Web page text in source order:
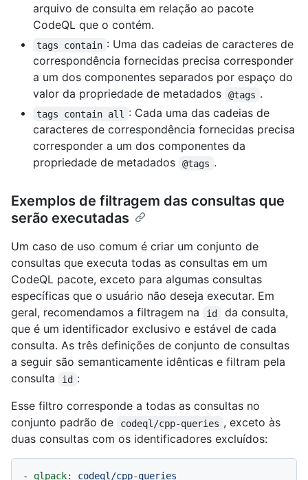
arquivo de consulta em relação ao pacote
CodeQL que o contém.
tags contain : Uma das cadeias de caracteres de
correspondência fornecidas precisa corresponder
a um dos componentes separados por espaço do
valor da propriedade de metadados
@tags .
tags contain all
: Cada uma das cadeias de
caracteres de correspondência fornecidas precisa
corresponder a um dos componentes da
propriedade de metadados
@tags .
Exemplos de filtragem das consultas que
serão executadas
Um caso de uso comum é criar um conjunto de
consultas que executa todas as consultas em um
CodeQL pacote, exceto para algumas consultas
específicas que o usuário não deseja executar. Em
geral, recomendamos a filtragem na
id
da consulta,
que é um identificador exclusivo e estável de cada
consulta. As três definições de conjunto de consultas
a seguir são semanticamente idênticas e filtram pela
consulta
id :
Esse filtro corresponde a todas as consultas no
conjunto padrão de
codeql/cpp-queries , exceto às
duas consultas com os identificadores excluídos:
- qlpack: codeql/cpp-queries